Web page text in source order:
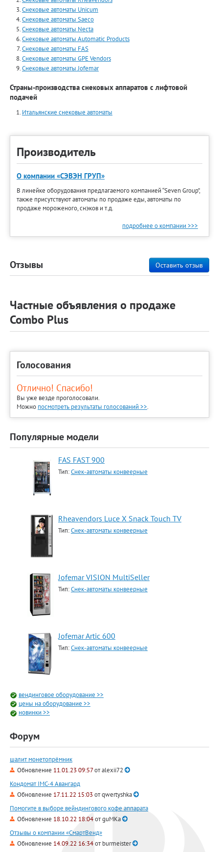
Снековые автоматы Unicum
Снековые автоматы Saeco
Снековые автоматы Necta
Снековые автоматы Automatiс Products
Снековые автоматы FAS
Снековые автоматы GPE Vendors
Снековые автоматы Jofemar
Страны-производства снековых аппаратов с лифтовой
подачей
Итальянские снековые автоматы
Производитель
О компании «СЭВЭН ГРУП»
В линейке оборудования предлагаемого компанией “Seven Group”,
также присутствуют автоматы по продаже еды, автоматы по
продаже мороженого, снэков и т.д.
подробнее о компании >>>
Оставить отзыв
Отзывы
Частные объявления о продаже
Combo Plus
Голосования
Отлично! Спасибо!
Вы уже везде проголосовали.
Можно посмотреть результаты голосований >>.
Популярные модели
FAS FAST 900
Тип:Снек-автоматы конвеерные
Rheavendors Luce X Snack Touch TV
Тип:Снек-автоматы конвеерные
Jofemar VISION MultiSeller
Тип:Снек-автоматы конвеерные
Jofemar Artic 600
Тип:Снек-автоматы конвеерные
вендинговое оборудование >>
цены на оборудование >>
новинки >>
Форум
шалит монетопрёмник
Обновление 11.01.23 09:57отalexii72
Кондомат IMC-4 Авангард
Обновление 17.11.22 15:03 отqwertyshka
Помогите в выборе вейндингового кофе аппарата
Обновление 18.10.22 18:04отguMKa
Отзывы о компании «СмартВенд»
Обновление 14.09.22 16:34отburmeister